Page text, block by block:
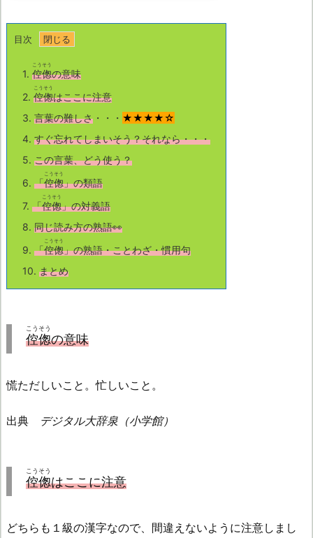
目次
1. 倥偬
こうそう
の意味
2. 倥偬
こうそう
はここに注意
3. 言葉の難しさ ・・・ ★★★★☆
4. すぐ忘れてしまいそう？それなら・・・
5. この言葉、どう使う？
6. 「倥偬
こうそう
」の類語
7. 「倥偬
こうそう
」の対義語
8. 同じ読み方の熟語👀
9. 「倥偬
こうそう
」の熟語・ことわざ・慣用句
10. まとめ
倥偬
こうそう
の意味
慌ただしいこと。忙しいこと。
出典 デジタル大辞泉（小学館）
倥偬
こうそう
はここに注意
どちらも１級の漢字なので、間違えないように注意しまし